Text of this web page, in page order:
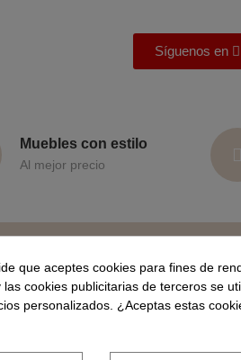
Síguenos en
Muebles con estilo
Al mejor precio
que aceptes cookies para fines de
las cookies publicitarias de terceros se
personalizados. ¿Aceptas estas